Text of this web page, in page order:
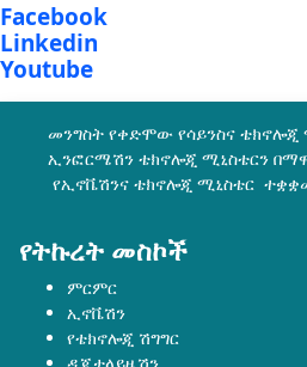
Facebook
Linkedin
Youtube
መንግስት የቀድሞው የሳይንስና ቴክኖሎጂ
ኢንፎርሜሽን ቴክኖሎጂ ሚኒስቴርን
የኢኖቬሽንና ቴክኖሎጂ ሚኒስቴር
የትኩረት መስኮች
ምርምር
ኢኖቬሽን
የቴክኖሎጂ ሽግግር